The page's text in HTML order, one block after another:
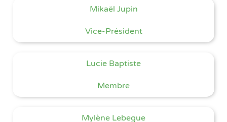
Mikaël Jupin
Vice-Président
Lucie Baptiste
Membre
Mylène Lebegue